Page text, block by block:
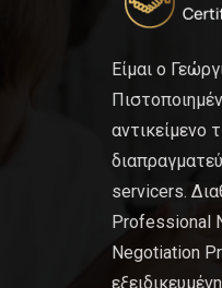
Είμαι ο
αντικείμενο
servicers.
Professional
Negotiation